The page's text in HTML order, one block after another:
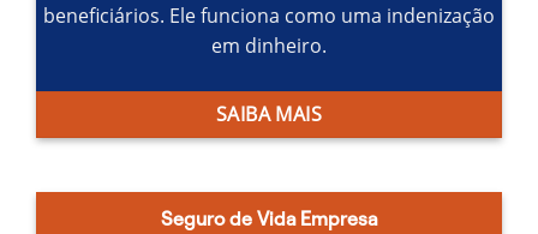
beneficiários. Ele funciona como uma indenização
em dinheiro.
SAIBA MAIS
Seguro de Vida Empresa